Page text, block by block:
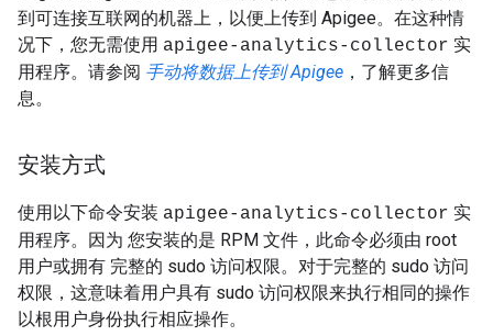
到可连接互联网的机器上，以便上传到 Apigee。在这种情
况下，您无需使用 apigee-analytics-collector 实
用程序。请参阅 手动将数据上传到 Apigee ，了解更多信
息。
安装方式
使用以下命令安装 apigee-analytics-collector 实
用程序。因为 您安装的是 RPM 文件，此命令必须由 root
用户或拥有 完整的 sudo 访问权限。对于完整的 sudo 访问
权限，这意味着用户具有 sudo 访问权限来执行相同的操作
以根用户身份执行相应操作。